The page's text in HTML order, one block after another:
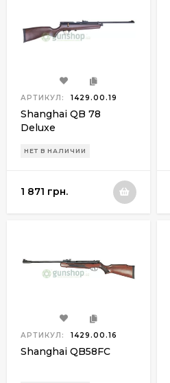
АРТИКУЛ: 1429.00.19
Shanghai QB 78
Deluxe
НЕТ В НАЛИЧИИ
1 871 грн.
АРТИКУЛ: 1429.00.16
Shanghai QB58FC